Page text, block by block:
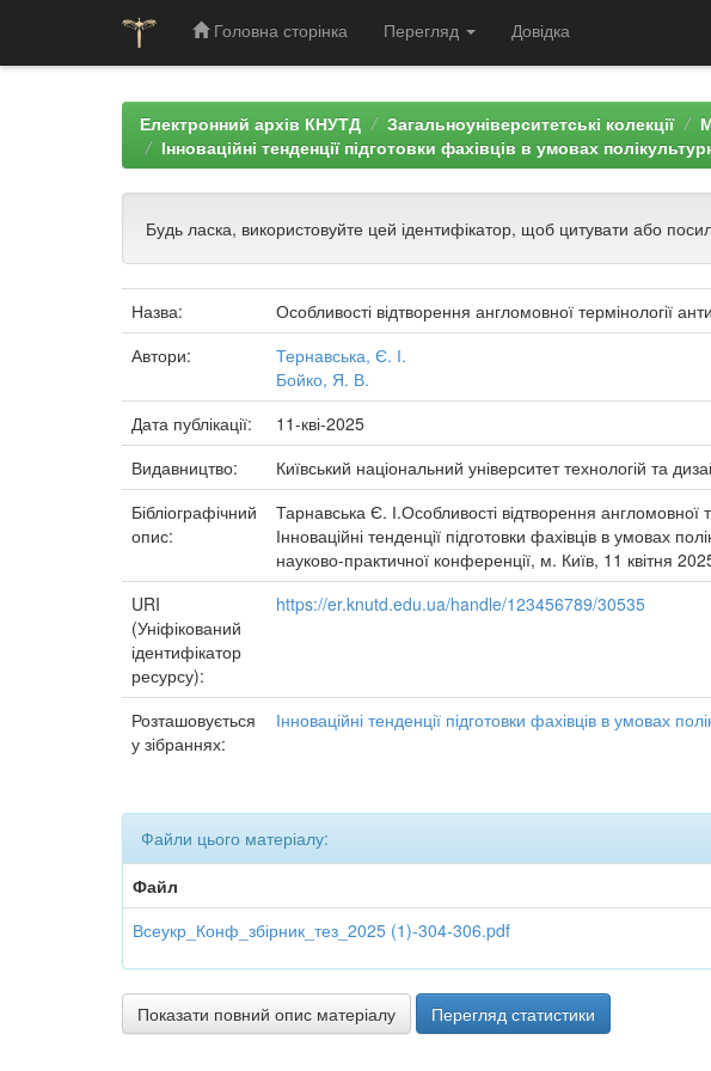
Головна сторінка Перегляд Довідка
Електронний архів КНУТД Загальноуніверситетські колекції
Інноваційні тенденції підготовки фахівців в умовах
Будь ласка, використовуйте цей ідентифікатор, щоб цитувати або
Назва:
Особливості відтворення англомовної термінології
Автори:
Тернавська, Є. І.
Бойко, Я. В.
Дата публікації:
11-кві-2025
Видавництво:
Київський національний університет технологій та
Бібліографічний
опис:
Тарнавська Є. І.Особливості відтворення англомовної
Інноваційні тенденції підготовки фахівців в умовах
науково-практичної конференції, м. Київ, 11 квітня
URI
(Уніфікований
ідентифікатор
ресурсу):
https://er.knutd.edu.ua/handle/123456789/30535
Розташовується
у зібраннях:
Інноваційні тенденції підготовки фахівців в умовах
Файли цього матеріалу:
Файл
Всеукр_Конф_збірник_тез_2025 (1)-304-306.pdf
Показати повний опис матеріалу Перегляд статистики